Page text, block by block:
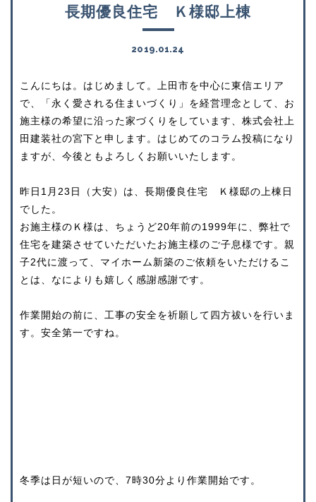
長期優良住宅 Ｋ様邸上棟
2019.01.24
こんにちは。はじめまして。上田市を中心に東信エリア
で、「永く愛される住まいづくり」を経営理念として、お
施主様の希望に沿った家づくりをしています、株式会社上
田建装社の宮下と申します。はじめてのコラム投稿になり
ますが、今後ともよろしくお願いいたします。
昨日1月23日（大安）は、長期優良住宅 Ｋ様邸の上棟日
でした。
お施主様のＫ様は、ちょうど20年前の1999年に、弊社で
住宅を建築させていただいたお施主様のご子息様です。親
子2代に渡って、マイホーム新築のご依頼をいただけるこ
とは、なによりも嬉しく感謝感謝です。
作業開始の前に、工事の安全を祈願して四方祓いを行いま
す。安全第一ですね。
冬季は日が短いので、7時30分より作業開始です。